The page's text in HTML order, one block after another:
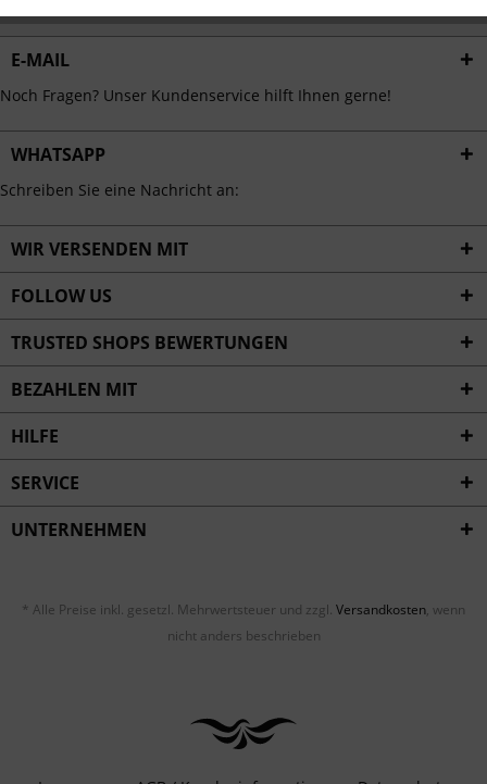
E-MAIL
Noch Fragen? Unser Kundenservice hilft Ihnen gerne!
WHATSAPP
Schreiben Sie eine Nachricht an:
WIR VERSENDEN MIT
FOLLOW US
TRUSTED SHOPS BEWERTUNGEN
BEZAHLEN MIT
HILFE
SERVICE
UNTERNEHMEN
* Alle Preise inkl. gesetzl. Mehrwertsteuer und zzgl. Versandkosten, wenn
nicht anders beschrieben
Personalisierung Inaktiv
Service